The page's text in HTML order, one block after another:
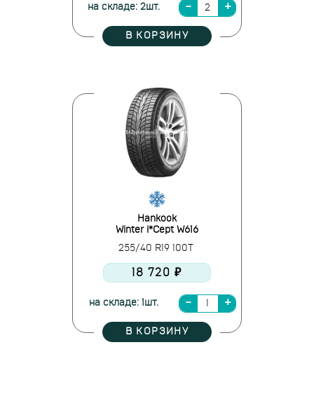
на складе: 2шт.
В КОРЗИНУ
Hankook
Winter i*Cept W616
255/40 R19 100T
18 720 ₽
на складе: 1шт.
В КОРЗИНУ